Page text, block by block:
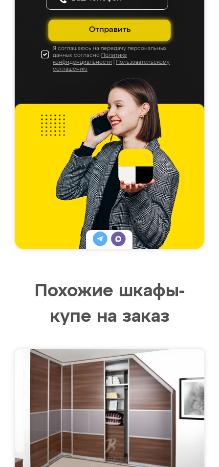
Отправить
Я соглашаюсь на передачу персональных
данных согласно Политике
конфиденциальности
Пользовательскому
соглашению
Похожие шкафы-
купе на заказ